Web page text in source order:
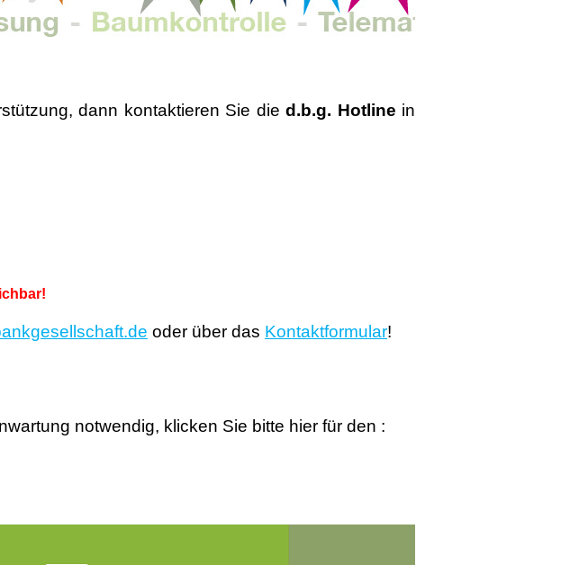
dann kontaktieren Sie died.b.g. Hotline in
oder über das Kontaktformular!
notwendig, klicken Sie bitte hier für den :